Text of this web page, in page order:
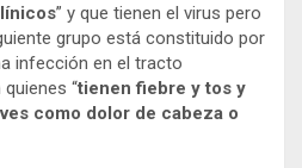
” y que tienen el virus pero
grupo está constituido por
infección en el tracto
“tienen fiebre y tos y
como dolor de cabeza o